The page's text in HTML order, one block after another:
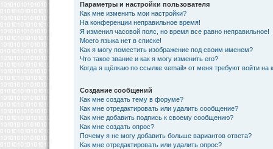
Параметры и настройки пользователя
Как мне изменить мои настройки?
На конференции неправильное время!
Я изменил часовой пояс, но время все равно неправильное!
Моего языка нет в списке!
Как я могу поместить изображение под своим именем?
Что такое звание и как я могу изменить его?
Когда я щёлкаю по ссылке «email» от меня требуют войти на
Создание сообщений
Как мне создать тему в форуме?
Как мне отредактировать или удалить сообщение?
Как мне добавить подпись к своему сообщению?
Как мне создать опрос?
Почему я не могу добавить больше вариантов ответа?
Как мне отредактировать или удалить опрос?